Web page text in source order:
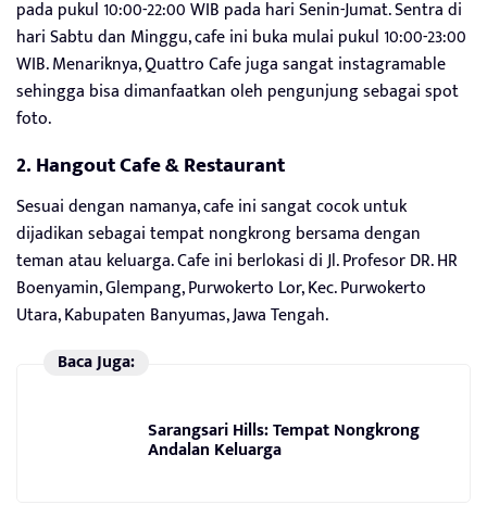
pada pukul 10:00-22:00 WIB pada hari Senin-Jumat. Sentra di
hari Sabtu dan Minggu, cafe ini buka mulai pukul 10:00-23:00
WIB. Menariknya, Quattro Cafe juga sangat instagramable
sehingga bisa dimanfaatkan oleh pengunjung sebagai spot
foto.
2. Hangout Cafe & Restaurant
Sesuai dengan namanya, cafe ini sangat cocok untuk
dijadikan sebagai tempat nongkrong bersama dengan
teman atau keluarga. Cafe ini berlokasi di Jl. Profesor DR. HR
Boenyamin, Glempang, Purwokerto Lor, Kec. Purwokerto
Utara, Kabupaten Banyumas, Jawa Tengah.
Baca Juga:
Sarangsari Hills: Tempat Nongkrong
Andalan Keluarga